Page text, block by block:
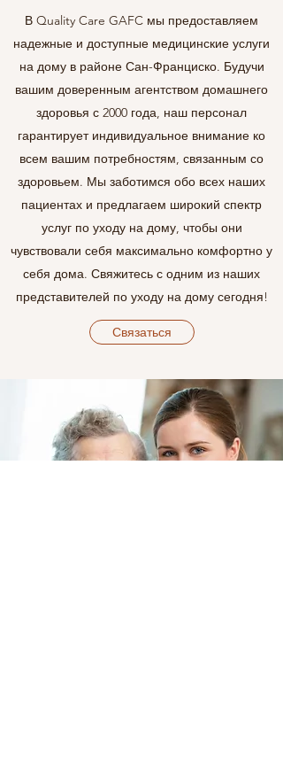
В Quality Care GAFC мы предоставляем
надежные и доступные медицинские услуги
на дому в районе Сан-Франциско. Будучи
вашим доверенным агентством домашнего
здоровья с 2000 года, наш персонал
гарантирует индивидуальное внимание ко
всем вашим потребностям, связанным со
здоровьем. Мы заботимся обо всех наших
пациентах и предлагаем широкий спектр
услуг по уходу на дому, чтобы они
чувствовали себя максимально комфортно у
себя дома. Свяжитесь с одним из наших
представителей по уходу на дому сегодня!
Связаться